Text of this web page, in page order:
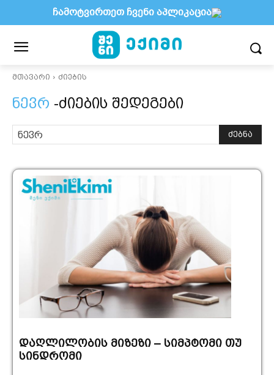
მთავარი ძიების
ნევრ -ძიების შედეგები
ძებნა
დაღლილობის მიზეზი – სიმპტომი თუ
სინდრომი
ჩამოტვირთეთ ჩვენი აპლიკაცია